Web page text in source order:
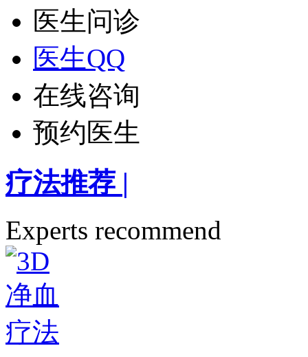
医生问诊
医生QQ
在线咨询
预约医生
疗法推荐 |
Experts recommend